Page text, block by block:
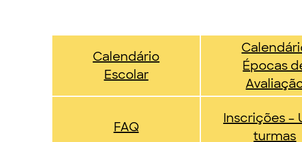
Calendário
Escolar
Épocas
FAQ
Inscrições –
turmas